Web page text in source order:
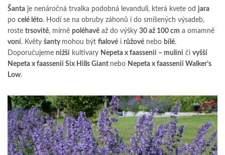
Šanta je nenáročná trvalka podobná levanduli, která kvete od jara
po celé léto. Hodí se na obruby záhonů i do smíšených výsadeb,
roste trsovitě, mírně poléhavě až do výšky 30 až 100 cm a omamně
voní. Květy šanty mohou být fialové i růžové nebo bílé.
Doporučujeme nižší kultivary Nepeta x faassenii – mulini či vyšší
Nepeta x faassenii Six Hills Giant nebo Nepeta x faassenii Walker’s
Low.